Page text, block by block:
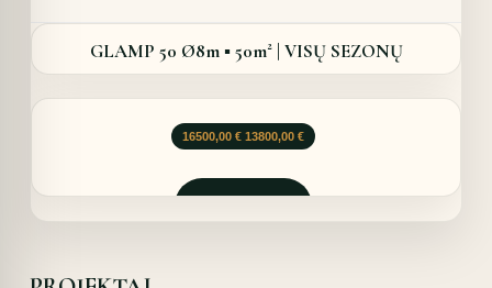
GLAMP 50 Ø8m ▪︎ 50m² | VISŲ SEZONŲ
16500,00 € Original
was:
13800,00 €Current